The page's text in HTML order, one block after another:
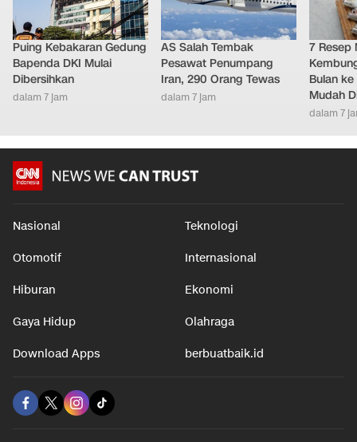
Puing Kebakaran Gedung
Bapenda DKI Mulai
Dibersihkan
dalam 7 jam
AS Salah Tembak
Pesawat Penumpang
Iran, 290 Orang Tewas
dalam 7 jam
7 Resep
Bulan
Mudah
dalam 7
Nasional Teknologi
Otomotif Internasional
Hiburan Ekonomi
Gaya Hidup Olahraga
Download Apps berbuatbaik.id